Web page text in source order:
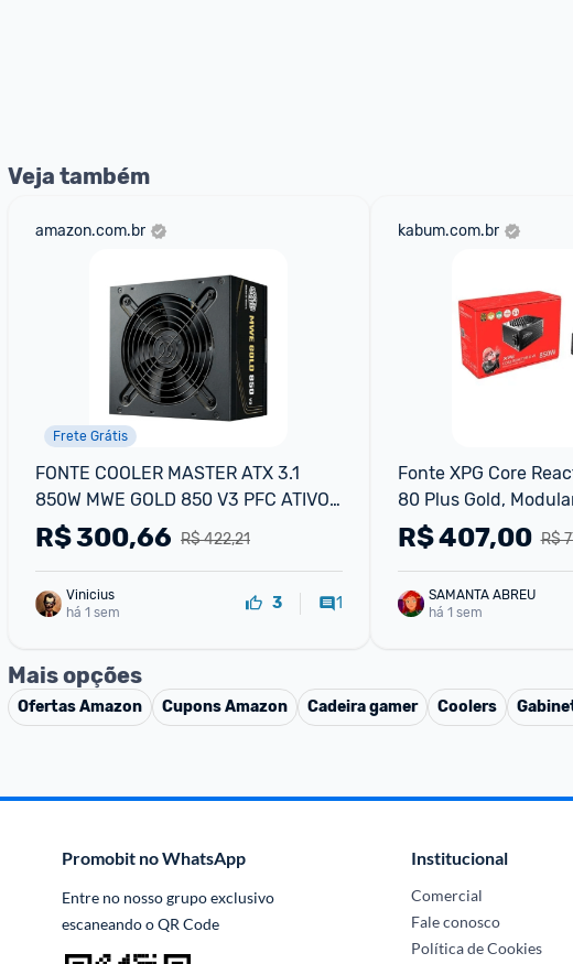
Veja também
amazon.com.br
Frete Grátis
FONTE COOLER MASTER ATX 3.1
850W MWE GOLD 850 V3 PFC ATIVO
80 PLUS GOLD COM CABO DE FORCA
GARANTIA 5 ANOS
R$ 422,21
R$300,66
Vinicius
há 1 sem
3 1
kabum.com.br
Fonte XPG Core
80 Plus Gold,
Preto
R$
R$407,00
SAMANTA ABREU
há 1 sem
Mais opções
OfertasAmazon CuponsAmazon Cadeira gamer Coolers
Promobit no WhatsApp
Entre no nosso grupo exclusivo
escaneando o QR Code
Institucional
Comercial
Fale conosco
Política de Cookies